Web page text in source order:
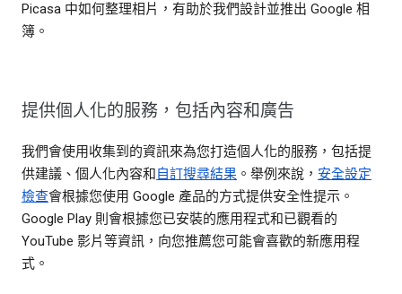
Picasa 中如何整理相片，有助於我們設計並推出 Google 相
簿。
提供個人化的服務，包括內容和廣告
我們會使用收集到的資訊來為您打造個人化的服務，包括提
供建議、個人化內容和自訂搜尋結果 。舉例來說， 安全設定
檢查會根據您使用 Google 產品的方式提供安全性提示。
Google Play 則會根據您已安裝的應用程式和已觀看的
YouTube 影片等資訊，向您推薦您可能會喜歡的新應用程
式。